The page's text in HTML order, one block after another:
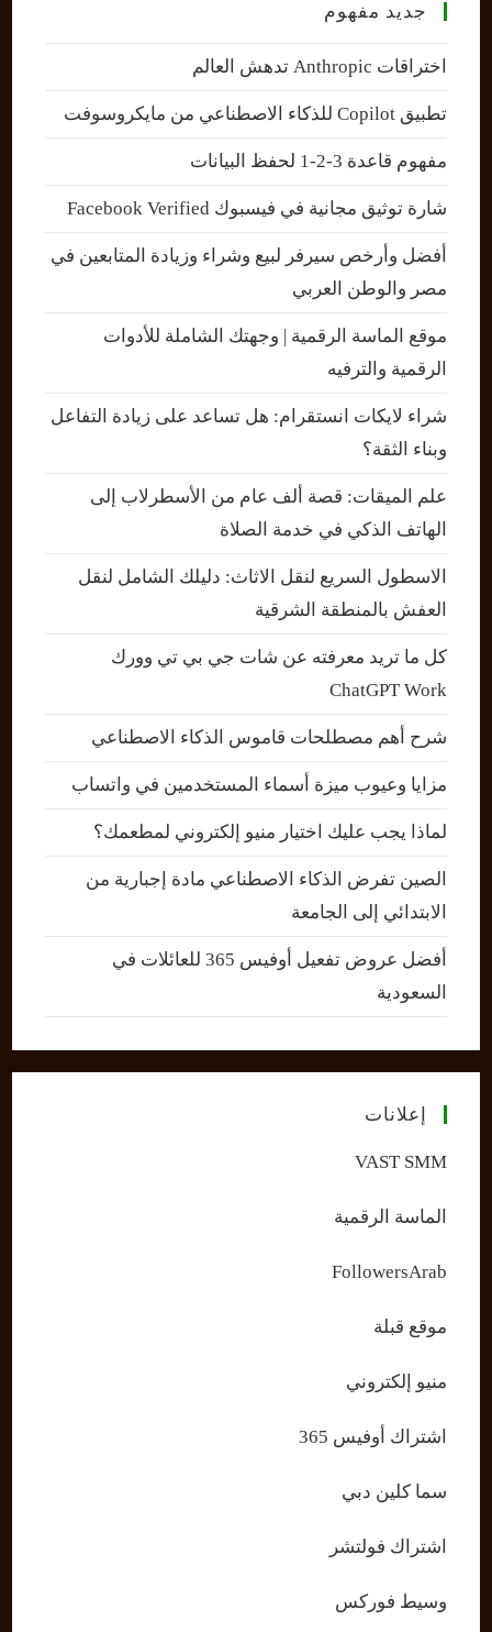
جديد مفهوم
اختراقات Anthropic تدهش العالم
تطبيق Copilot للذكاء الاصطناعي من مايكروسوفت
مفهوم قاعدة 3-2-1 لحفظ البيانات
شارة توثيق مجانية في فيسبوك Facebook Verified
أفضل وأرخص سيرفر لبيع وشراء وزيادة المتابعين في
مصر والوطن العربي
موقع الماسة الرقمية | وجهتك الشاملة للأدوات
الرقمية والترفيه
شراء لايكات انستقرام: هل تساعد على زيادة التفاعل
وبناء الثقة؟
علم الميقات: قصة ألف عام من الأسطرلاب إلى
الهاتف الذكي في خدمة الصلاة
الاسطول السريع لنقل الاثاث: دليلك الشامل لنقل
العفش بالمنطقة الشرقية
كل ما تريد معرفته عن شات جي بي تي وورك
ChatGPT Work
شرح أهم مصطلحات قاموس الذكاء الاصطناعي
مزايا وعيوب ميزة أسماء المستخدمين في واتساب
لماذا يجب عليك اختيار منيو إلكتروني لمطعمك؟
الصين تفرض الذكاء الاصطناعي مادة إجبارية من
الابتدائي إلى الجامعة
أفضل عروض تفعيل أوفيس 365 للعائلات في
السعودية
إعلانات
VAST SMM
الماسة الرقمية
FollowersArab
موقع قبلة
منيو إلكتروني
اشتراك أوفيس 365
سما كلين دبي
اشتراك فولتشر
وسيط فوركس